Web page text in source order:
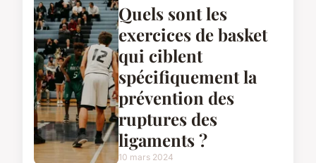
Quels sont les
exercices de basket
qui ciblent
spécifiquement la
prévention des
ruptures des
ligaments ?
10 mars 2024